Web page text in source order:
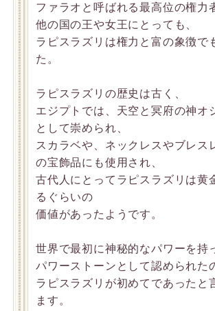
ファラオと呼ばれる最高位の権力
他の国の王や女王にとっても、
ラピスラズリは権力と富の象徴で
た。
ラピスラズリの歴史は古く、
エジプトでは、天空と冥府の神オ
として崇められ、
スカラベや、ネックレスやブレス
の宝飾品にも使用され、
古代人にとってラピスラズリは黄
るぐらいの
価値があったようです。
世界で最初に神秘的なパワーを持
パワーストーンとして認められた
ラピスラズリが初めてであったと
ます。